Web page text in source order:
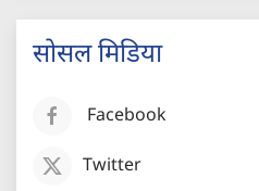
सोसल मिडिया
Facebook
Twitter